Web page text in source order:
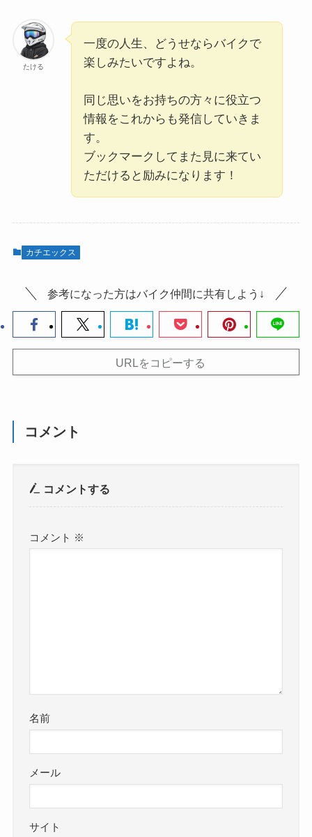
たける
一度の人生、どうせならバイクで
楽しみたいですよね。
同じ思いをお持ちの方々に役立つ
情報をこれからも発信していきま
す。
ブックマークしてまた見に来てい
ただけると励みになります！
カチエックス
参考になった方はバイク仲間に共有しよう↓
URLをコピーする
コメント
コメントする
コメント ※
名前
メール
サイト